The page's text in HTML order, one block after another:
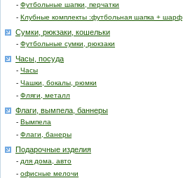
- Футбольные шапки, перчатки
- Клубные комплекты :футбольная шапка + шарф
Сумки, рюкзаки, кошельки
- Футбольные сумки, рюкзаки
Часы, посуда
- Часы
- Чашки, бокалы, рюмки
- Фляги, металл
Флаги, вымпела, баннеры
- Вымпела
- Флаги, банеры
Подарочные изделия
- для дома, авто
- офисные мелочи